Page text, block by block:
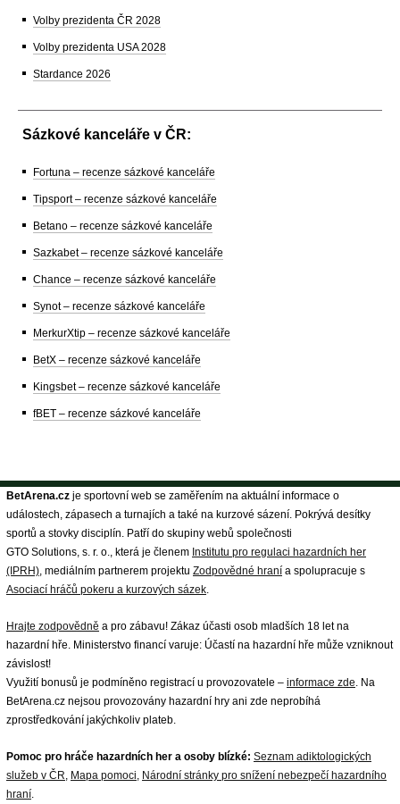
Volby prezidenta ČR 2028
Volby prezidenta USA 2028
Stardance 2026
Sázkové kanceláře v ČR:
Fortuna – recenze sázkové kanceláře
Tipsport – recenze sázkové kanceláře
Betano – recenze sázkové kanceláře
Sazkabet – recenze sázkové kanceláře
Chance – recenze sázkové kanceláře
Synot – recenze sázkové kanceláře
MerkurXtip – recenze sázkové kanceláře
BetX – recenze sázkové kanceláře
Kingsbet – recenze sázkové kanceláře
fBET – recenze sázkové kanceláře
BetArena.cz je sportovní web se zaměřením na aktuální informace o
událostech, zápasech a turnajích a také na kurzové sázení. Pokrývá desítky
sportů a stovky disciplín. Patří do skupiny webů společnosti
GTO Solutions, s. r. o., která je členem Institutu pro regulaci hazardních her
(IPRH), mediálním partnerem projektu Zodpovědné hraní a spolupracuje s
Asociací hráčů pokeru a kurzových sázek.
Hrajte zodpovědně a pro zábavu! Zákaz účasti osob mladších 18 let na
hazardní hře. Ministerstvo financí varuje: Účastí na hazardní hře může vzniknout
závislost!
Využití bonusů je podmíněno registrací u provozovatele – informace zde. Na
BetArena.cz nejsou provozovány hazardní hry ani zde neprobíhá
zprostředkování jakýchkoliv plateb.
Pomoc pro hráče hazardních her a osoby blízké: Seznam adiktologických
služeb v ČR, Mapa pomoci, Národní stránky pro snížení nebezpečí hazardního
hraní.